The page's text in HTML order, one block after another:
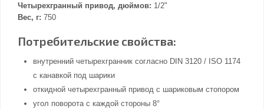
Четырехгранный привод, дюймов: 1/2"
Вес, г: 750
Потребительские свойства:
внутренний четырехгранник согласно DIN 3120 / ISO 1174
с канавкой под шарики
откидной четырехгранный привод с шариковым стопором
угол поворота с каждой стороны 8°